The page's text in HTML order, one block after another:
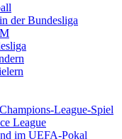
der Bundesliga
League-Spiel
League
im UEFA-Pokal